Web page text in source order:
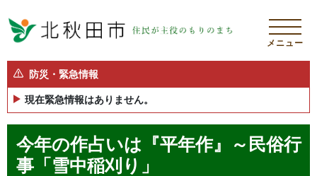
メニュー
防災・緊急情報
現在緊急情報はありません。
今年の作占いは『平年作』～民俗行
事「雪中稲刈り」